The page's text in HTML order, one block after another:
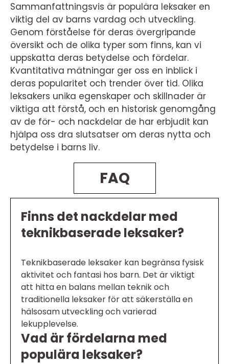
Sammanfattningsvis är populära leksaker en
viktig del av barns vardag och utveckling.
Genom förståelse för deras övergripande
översikt och de olika typer som finns, kan vi
uppskatta deras betydelse och fördelar.
Kvantitativa mätningar ger oss en inblick i
deras popularitet och trender över tid. Olika
leksakers unika egenskaper och skillnader är
viktiga att förstå, och en historisk genomgång
av de för- och nackdelar de har erbjudit kan
hjälpa oss dra slutsatser om deras nytta och
betydelse i barns liv.
FAQ
Finns det nackdelar med
teknikbaserade leksaker?
Teknikbaserade leksaker kan begränsa fysisk
aktivitet och fantasi hos barn. Det är viktigt
att hitta en balans mellan teknik och
traditionella leksaker för att säkerställa en
hälsosam utveckling och varierad
lekupplevelse.
Vad är fördelarna med
populära leksaker?